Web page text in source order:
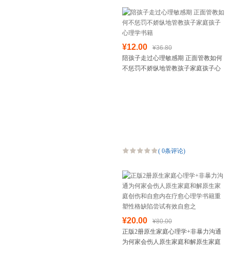
¥12.00
¥36.80
陪孩子走过心理敏感期 正面管教如何
不惩罚不娇纵地管教孩子家庭孩子心
( 0条评论)
¥20.00
¥80.00
正版2册原生家庭心理学+非暴力沟通
为何家会伤人原生家庭和解原生家庭